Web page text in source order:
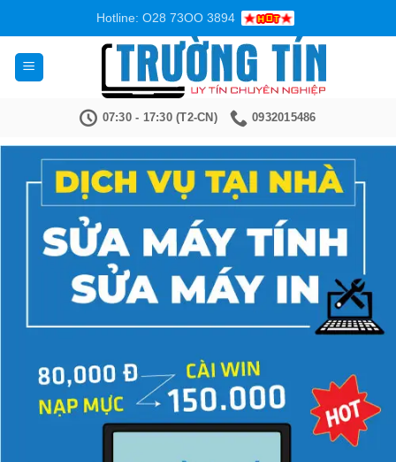
nội
dung
Hotline: O28 73OO 3894
07:30 - 17:30 (T2-CN) 0932015486